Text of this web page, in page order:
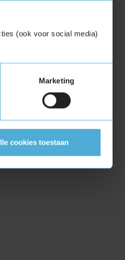
(ook voor social media)
Marketing
cookies toestaan